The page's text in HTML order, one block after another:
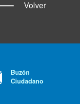
Volver
Buzón
Ciudadano